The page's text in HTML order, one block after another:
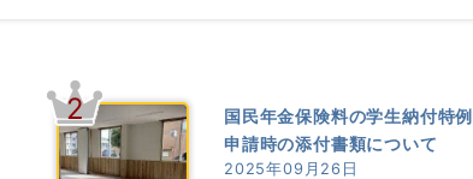
2
国民年金保険料の学生納付特例
申請時の添付書類について
2025年09月26日